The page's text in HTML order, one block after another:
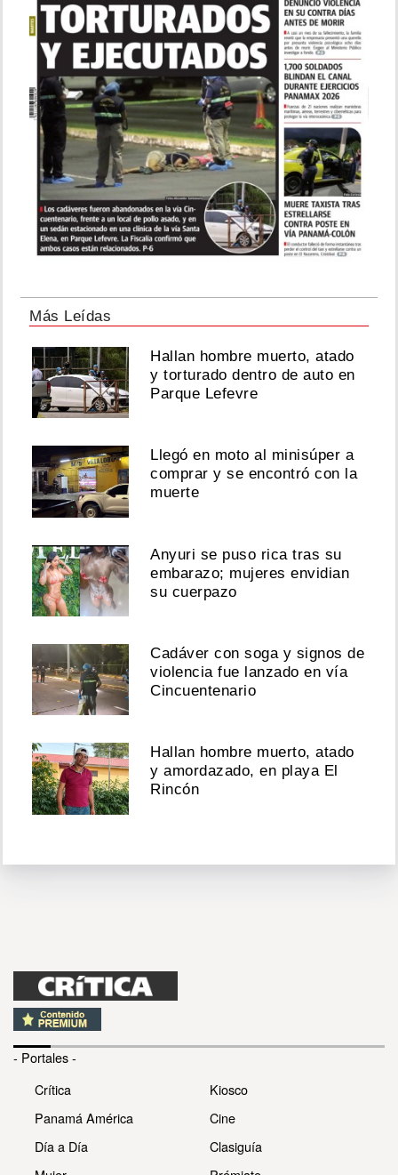
Más Leídas
Hallan hombre muerto, atado
y torturado dentro de auto en
Parque Lefevre
Llegó en moto al minisúper a
comprar y se encontró con la
muerte
Anyuri se puso rica tras su
embarazo; mujeres envidian
su cuerpazo
Cadáver con soga y signos de
violencia fue lanzado en vía
Cincuentenario
Hallan hombre muerto, atado
y amordazado, en playa El
Rincón
- Portales -
Crítica
Panamá América
Día a Día
Kiosco
Cine
Clasiguía